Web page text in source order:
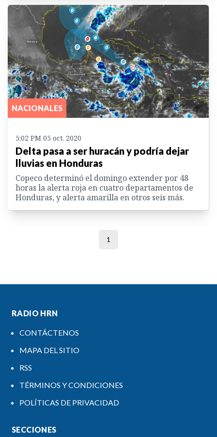
NACIONALES
5:02 PM 05 oct. 2020
Delta pasa a ser huracán y podría dejar
lluvias en Honduras
Copeco determinó el domingo extender por 48
horas la alerta roja en cuatro departamentos de
Honduras, y alerta amarilla en otros seis más.
1
RADIO HRN
CONTÁCTENOS
MAPA DEL SITIO
RSS
TÉRMINOS Y CONDICIONES
POLÍTICAS DE PRIVACIDAD
SECCIONES